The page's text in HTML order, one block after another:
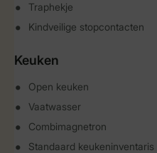
Traphekje
Kindveilige stopcontacten
Keuken
Open keuken
Vaatwasser
Combimagnetron
Standaard keukeninventaris